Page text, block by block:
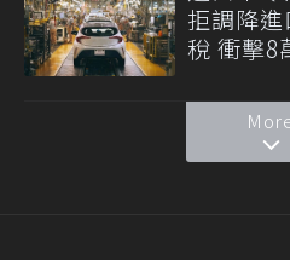
拒調降
稅 衝擊8